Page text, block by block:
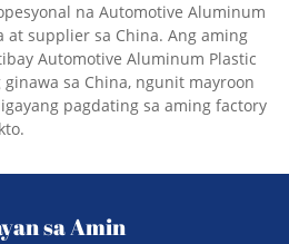
na Automotive Aluminum
at supplier sa China. Ang aming
Automotive Aluminum Plastic
sa China, ngunit mayroon
pagdating sa aming factory
sa Amin